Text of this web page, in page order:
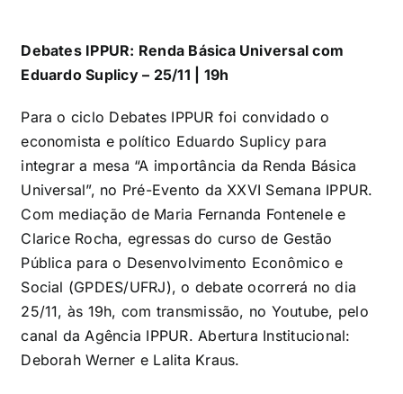
Debates IPPUR: Renda Básica Universal com
Eduardo Suplicy – 25/11 | 19h
Para o ciclo Debates IPPUR foi convidado o
economista e político Eduardo Suplicy para
integrar a mesa “A importância da Renda Básica
Universal”, no Pré-Evento da XXVI Semana IPPUR.
Com mediação de Maria Fernanda Fontenele e
Clarice Rocha, egressas do curso de Gestão
Pública para o Desenvolvimento Econômico e
Social (GPDES/UFRJ), o debate ocorrerá no dia
25/11, às 19h, com transmissão, no Youtube, pelo
canal da Agência IPPUR. Abertura Institucional:
Deborah Werner e Lalita Kraus.